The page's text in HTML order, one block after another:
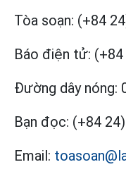
Tòa soạn: (+84
Báo điện tử:
Đường dây nóng:
Bạn đọc: (+84
Email: